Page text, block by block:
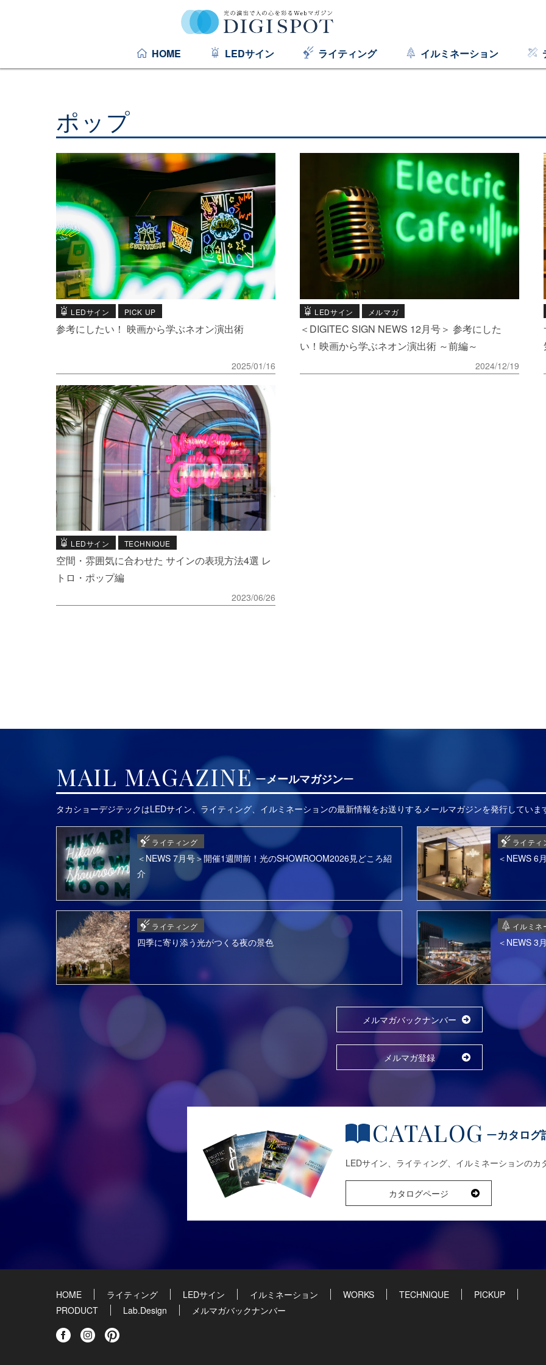
HOME LEDサイン ライティング イルミネーション
ポップ
LEDサイン PICK UP
参考にしたい！ 映画から学ぶネオン演出術
2025/01/16
LEDサイン メルマガ
＜DIGITEC SIGN NEWS 12月号＞ 参考にした
い！映画から学ぶネオン演出術 ～前編～
2024/12/19
LEDサイン TECHNIQUE
空間・雰囲気に合わせた サインの表現方法4選 レ
トロ・ポップ編
2023/06/26
MAIL MAGAZINE メールマガジン
タカショーデジテックはLEDサイン、ライティング、イルミネーションの最新情報をお送りするメールマガジンを発行していま
ライティング
＜NEWS 7月号＞開催1週間前！光のSHOWROOM2026見どころ紹
介
ライティ
＜NEWS 6
ライティング
四季に寄り添う光がつくる夜の景色
イルミネ
＜NEWS 3
メルマガバックナンバー
メルマガ登録
CATALOG カタログ
LEDサイン、ライティング、イルミネーションのカ
カタログページ
HOME ライティング LEDサイン イルミネーション WORKS TECHNIQUE
PICKUP
PRODUCT
Lab.Design メルマガバックナンバー